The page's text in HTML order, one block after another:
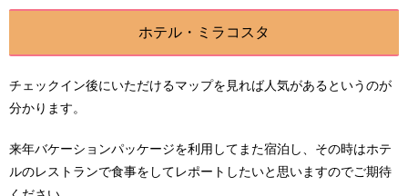
ホテル・ミラコスタ
チェックイン後にいただけるマップを見れば人気があるというのが
分かります。
来年バケーションパッケージを利用してまた宿泊し、その時はホテ
ルのレストランで食事をしてレポートしたいと思いますのでご期待